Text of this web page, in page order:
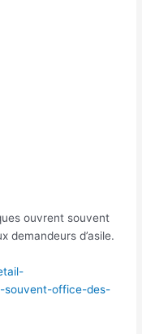
ouvrent souvent
demandeurs d’asile.
souvent-office-des-